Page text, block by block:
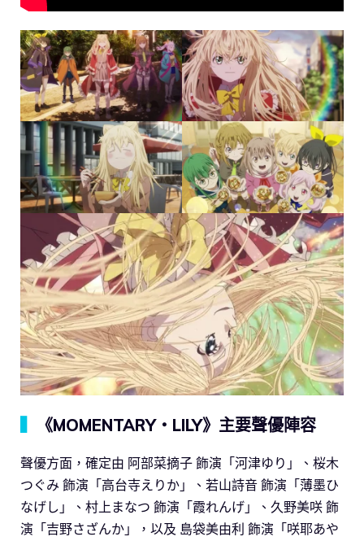
《MOMENTARY・LILY》主要聲優陣容
聲優方面，確定由 阿部菜摘子 飾演「河津ゆり」、桜木
つぐみ 飾演「高台寺えりか」、若山詩音 飾演「薄墨ひ
なげし」、村上まなつ 飾演「霞れんげ」、久野美咲 飾
演「吉野さざんか」，以及 島袋美由利 飾演「咲耶あや